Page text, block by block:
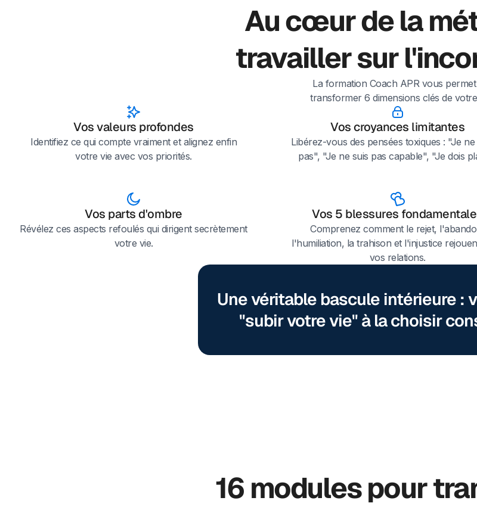
Au cœur de la
travailler sur
La formation Coach APR vous
transformer 6 dimensions clés de
Vos valeurs profondes
Identifiez ce qui compte vraiment et alignez enfin
votre vie avec vos priorités.
Vos croyances limitantes
Libérez-vous des pensées toxiques : "Je ne
pas", "Je ne suis pas capable", "Je dois
Vos parts d'ombre
Révélez ces aspects refoulés qui dirigent secrètement
votre vie.
Vos 5 blessures
Comprenez comment le rejet,
l'humiliation, la trahison et l'injustice
vos relations.
Une véritable bascule intérieure :
"subir votre vie" à la choisir
16 modules pour